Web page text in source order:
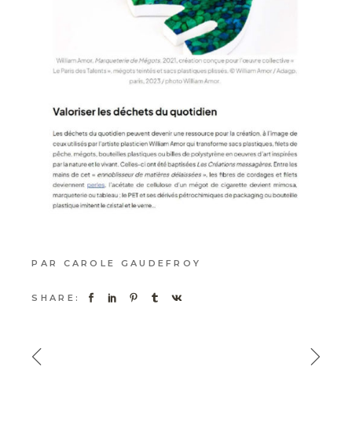
PAR CAROLE GAUDEFROY
SHARE: